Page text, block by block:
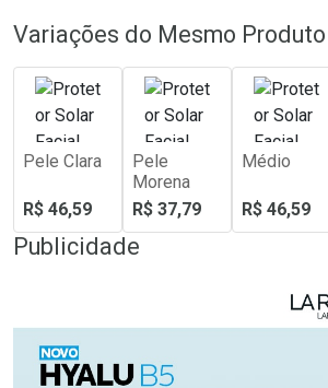
Variações do Mesmo Produto
Pele Clara
R$ 46,59
Pele
Morena
R$ 37,79
Médio
R$ 46,59
Publicidade